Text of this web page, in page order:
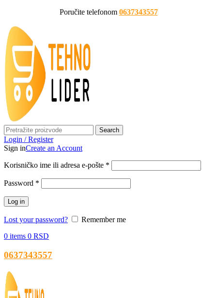
Poručite telefonom 0637343557
Search
Login / Register
Sign inCreate an Account
Korisničko ime ili adresa e-pošte *
Password *
Log in
Lost your password?
Remember me
0 items 0 RSD
0637343557